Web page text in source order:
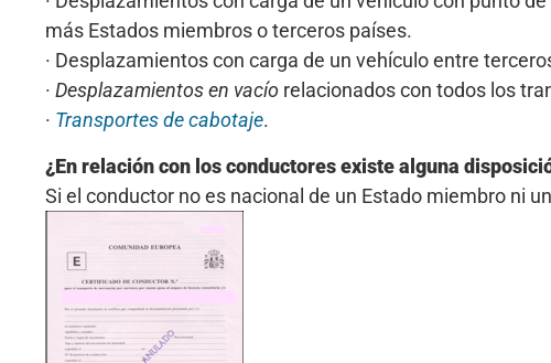
más Estados miembros o terceros países.
· Desplazamientos con carga de un vehículo entre
· Desplazamientos en vacío relacionados con todos los
· Transportes de cabotaje.
¿En relación con los conductores existe alguna
Si el conductor no es nacional de un Estado miembro ni